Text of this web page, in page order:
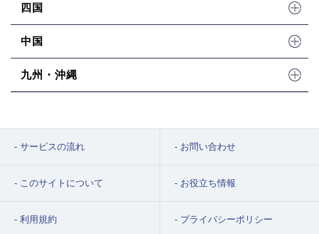
四国
中国
九州・沖縄
サービスの流れ お問い合わせ
このサイトについて お役立ち情報
利用規約 プライバシーポリシー